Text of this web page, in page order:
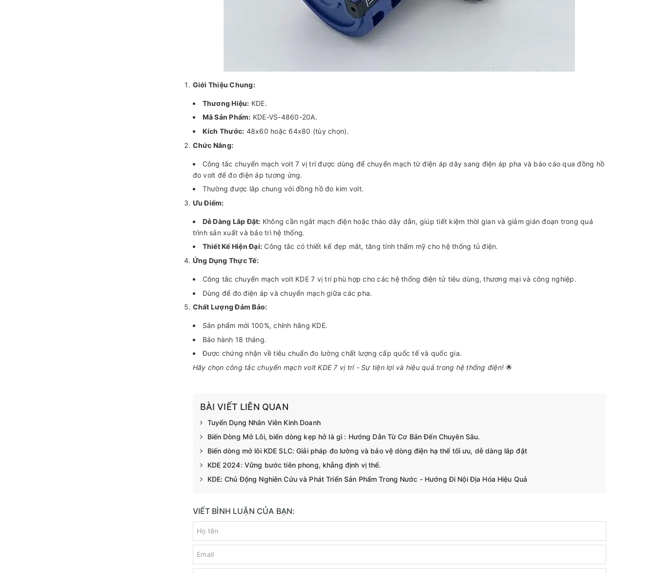
Giới Thiệu Chung:
Thương Hiệu: KDE.
Mã Sản Phẩm: KDE-VS-4860-20A.
Kích Thước: 48x60 hoặc 64x80 (tùy chọn).
Chức Năng:
Công tắc chuyển mạch volt 7 vị trí được dùng để chuyển mạch từ điện áp dây sang điện áp pha và báo cáo qua đồng hồ
đo volt để đo điện áp tương ứng.
Thường được lắp chung với đồng hồ đo kim volt.
Ưu Điểm:
Dễ Dàng Lắp Đặt: Không cần ngắt mạch điện hoặc tháo dây dẫn, giúp tiết kiệm thời gian và giảm gián đoạn trong quá
trình sản xuất và bảo trì hệ thống.
Thiết Kế Hiện Đại: Công tắc có thiết kế đẹp mắt, tăng tính thẩm mỹ cho hệ thống tủ điện.
Ứng Dụng Thực Tế:
Công tắc chuyển mạch volt KDE 7 vị trí phù hợp cho các hệ thống điện tử tiêu dùng, thương mại và công nghiệp.
Dùng để đo điện áp và chuyển mạch giữa các pha.
Chất Lượng Đảm Bảo:
Sản phẩm mới 100%, chính hãng KDE.
Bảo hành 18 tháng.
Được chứng nhận về tiêu chuẩn đo lường chất lượng cấp quốc tế và quốc gia.
Hãy chọn công tắc chuyển mạch volt KDE 7 vị trí - Sự tiện lợi và hiệu quả trong hệ thống điện! 🌟
BÀI VIẾT LIÊN QUAN
Tuyển Dụng Nhân Viên Kinh Doanh
Biến Dòng Mở Lõi, biến dòng kẹp hở là gì : Hướng Dẫn Từ Cơ Bản Đến Chuyên Sâu.
Biến dòng mở lõi KDE SLC: Giải pháp đo lường và bảo vệ dòng điện hạ thế tối ưu, dễ dàng lắp đặt
KDE 2024: Vững bước tiên phong, khẳng định vị thế.
KDE: Chủ Động Nghiên Cứu và Phát Triển Sản Phẩm Trong Nước - Hướng Đi Nội Địa Hóa Hiệu Quả
VIẾT BÌNH LUẬN CỦA BẠN: